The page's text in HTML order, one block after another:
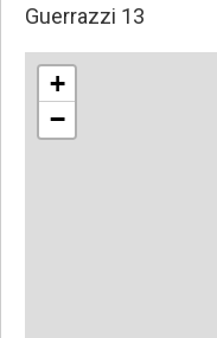
Guerrazzi 13
+
−